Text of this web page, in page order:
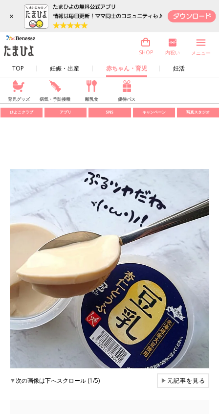
×
TOP 妊娠・出産 赤ちゃん・育児 妊活
SHOP 内祝い メニュー
育児グッズ 病気・予防接種 離乳食 優待パス
ひよこクラブ アプリ SNS キャンペーン 写真スタジオ
▼次の画像は下へスクロール (1/5) ▶元記事を見る